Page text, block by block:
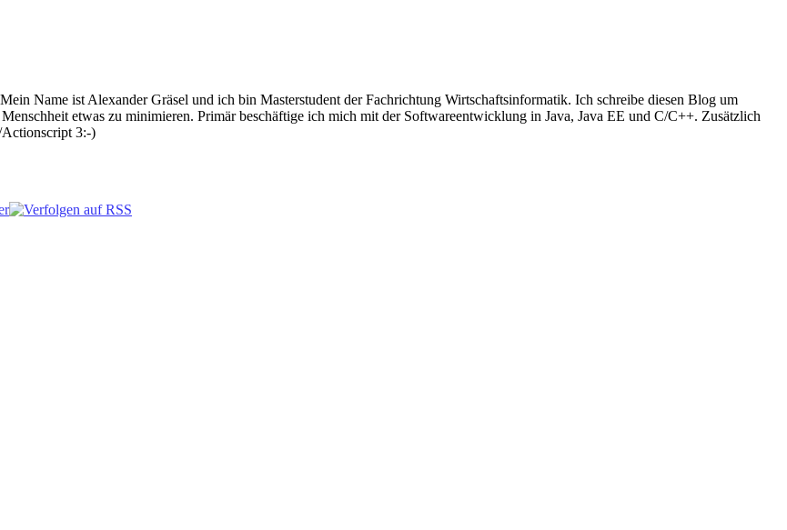
Name ist Alexander Gräsel und ich bin Masterstudent der Fachrichtung Wirtschaftsinformatik. Ich schreibe diesen Blog um
etwas zu minimieren. Primär beschäftige ich mich mit der Softwareentwicklung in Java, Java EE und C/C++. Zusätzlich
Actionscript 3:-)